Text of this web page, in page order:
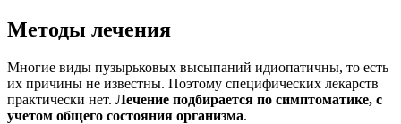
Методы лечения
Многие виды пузырьковых высыпаний идиопатичны, то есть
их причины не известны. Поэтому специфических лекарств
практически нет. Лечение подбирается по симптоматике, с
учетом общего состояния организма.